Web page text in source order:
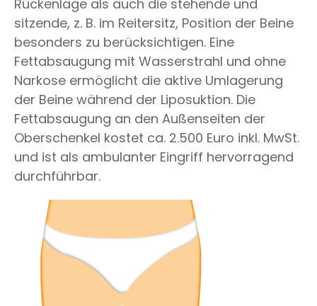
Rückenlage als auch die stehende und
sitzende, z. B. im Reitersitz, Position der Beine
besonders zu berücksichtigen. Eine
Fettabsaugung mit Wasserstrahl und ohne
Narkose ermöglicht die aktive Umlagerung
der Beine während der Liposuktion. Die
Fettabsaugung an den Außenseiten der
Oberschenkel kostet ca. 2.500 Euro inkl. MwSt.
und ist als ambulanter Eingriff hervorragend
durchführbar.